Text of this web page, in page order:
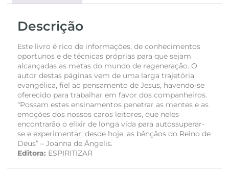
Descrição
Este livro é rico de informações, de conhecimentos
oportunos e de técnicas próprias para que sejam
alcançadas as metas do mundo de regeneração. O
autor destas páginas vem de uma larga trajetória
evangélica, fiel ao pensamento de Jesus, havendo-se
oferecido para trabalhar em favor dos companheiros.
“Possam estes ensinamentos penetrar as mentes e as
emoções dos nossos caros leitores, que neles
encontrarão o elixir de longa vida para autossuperar-
se e experimentar, desde hoje, as bênçãos do Reino de
Deus” – Joanna de Ângelis.
Editora: ESPIRITIZAR